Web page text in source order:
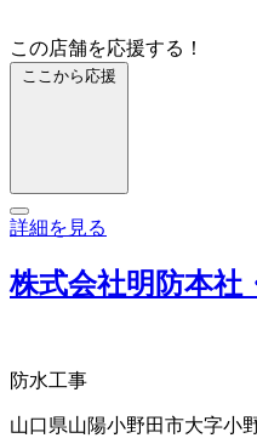
この店舗を応援する！
ここから応援
詳細を見る
株式会社明防本社
防水工事
山口県山陽小野田市大字小